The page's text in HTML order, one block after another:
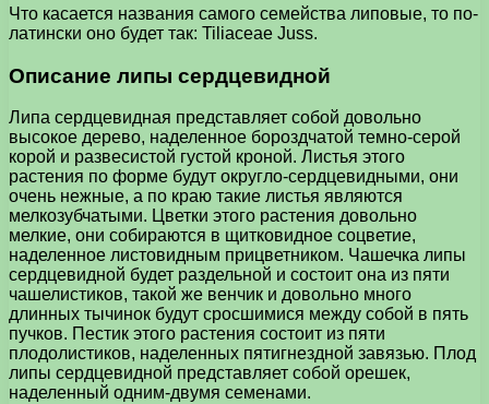
Что касается названия самого семейства липовые, то по-
латински оно будет так: Tiliaceae Juss.
Описание липы сердцевидной
Липа сердцевидная представляет собой довольно
высокое дерево, наделенное бороздчатой темно-серой
корой и развесистой густой кроной. Листья этого
растения по форме будут округло-сердцевидными, они
очень нежные, а по краю такие листья являются
мелкозубчатыми. Цветки этого растения довольно
мелкие, они собираются в щитковидное соцветие,
наделенное листовидным прицветником. Чашечка липы
сердцевидной будет раздельной и состоит она из пяти
чашелистиков, такой же венчик и довольно много
длинных тычинок будут сросшимися между собой в пять
пучков. Пестик этого растения состоит из пяти
плодолистиков, наделенных пятигнездной завязью. Плод
липы сердцевидной представляет собой орешек,
наделенный одним-двумя семенами.